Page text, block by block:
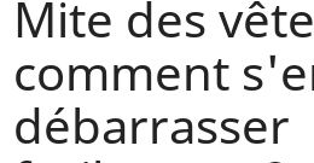
Mite des
comment
débarrasser